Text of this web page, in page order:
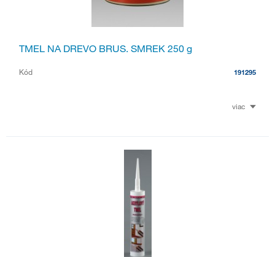
TMEL NA DREVO BRUS. SMREK 250 g
Kód 191295
viac